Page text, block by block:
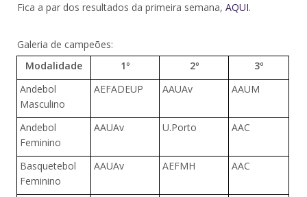
Fica a par dos resultados da primeira semana, AQUI.
Galeria de campeões:
Modalidade
1º 2º
3º
Andebol
Masculino
AEFADEUP AAUAv AAUM
Andebol
Feminino
AAUAv U.Porto AAC
Basquetebol
Feminino
AAUAv AEFMH AAC